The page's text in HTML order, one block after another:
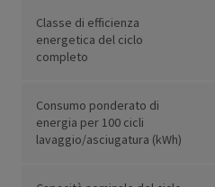
Classe di efficienza
energetica del ciclo
completo
Consumo ponderato di
energia per 100 cicli
lavaggio/asciugatura (kWh)